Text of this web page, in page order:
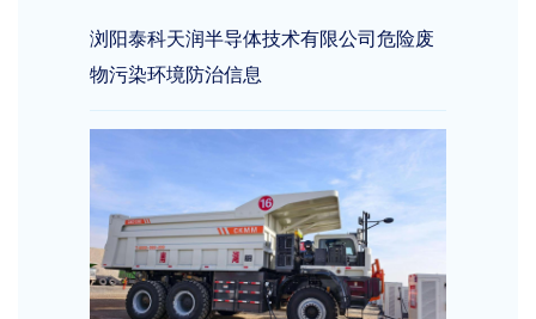
浏阳泰科天润半导体技术有限公司危险废
物污染环境防治信息